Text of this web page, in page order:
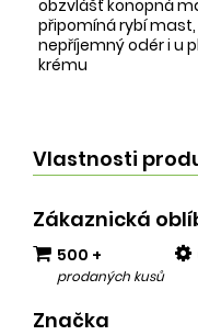
obzvlášť konopná
připomíná rybí
nepříjemný odér i u
krému
Vlastnosti
Zákaznická
500 +
prodaných kusů
Značka